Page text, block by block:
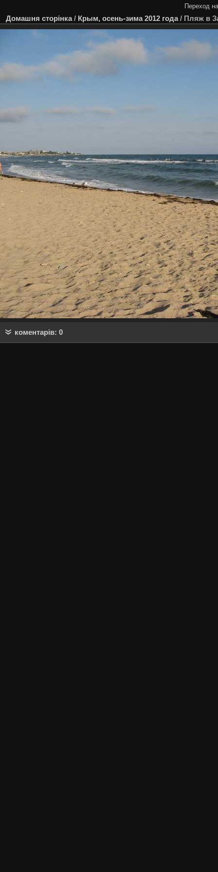
Переход
Домашня сторінка/ Крым, осень-зима 2012 года/ Пляж в
коментарів: 0